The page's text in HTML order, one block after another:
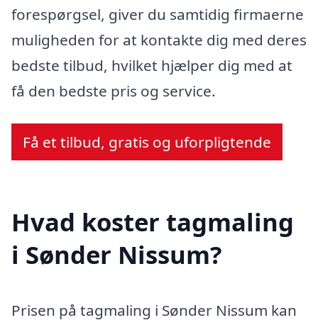
forespørgsel, giver du samtidig firmaerne
muligheden for at kontakte dig med deres
bedste tilbud, hvilket hjælper dig med at
få den bedste pris og service.
Få et tilbud, gratis og uforpligtende
Hvad koster tagmaling
i Sønder Nissum?
Prisen på tagmaling i Sønder Nissum kan